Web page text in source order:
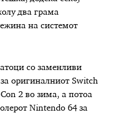
два грама
на системот
со заменливи
оригиналниот Switch
2 во зима, а потоа
Nintendo 64 за